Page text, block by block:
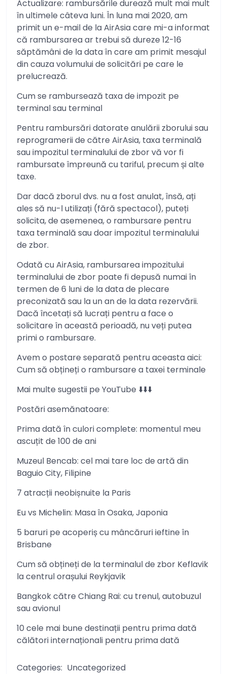
Actualizare: rambursările durează mult mai mult
în ultimele câteva luni. În luna mai 2020, am
primit un e-mail de la AirAsia care mi-a informat
că rambursarea ar trebui să dureze 12-16
săptămâni de la data în care am primit mesajul
din cauza volumului de solicitări pe care le
prelucrează.
Cum se rambursează taxa de impozit pe
terminal sau terminal
Pentru rambursări datorate anulării zborului sau
reprogramerii de către AirAsia, taxa terminală
sau impozitul terminalului de zbor vă vor fi
rambursate împreună cu tariful, precum și alte
taxe.
Dar dacă zborul dvs. nu a fost anulat, însă, ați
ales să nu-l utilizați (fără spectacol), puteți
solicita, de asemenea, o rambursare pentru
taxa terminală sau doar impozitul terminalului
de zbor.
Odată cu AirAsia, rambursarea impozitului
terminalului de zbor poate fi depusă numai în
termen de 6 luni de la data de plecare
preconizată sau la un an de la data rezervării.
Dacă încetați să lucrați pentru a face o
solicitare în această perioadă, nu veți putea
primi o rambursare.
Avem o postare separată pentru aceasta aici:
Cum să obțineți o rambursare a taxei terminale
Mai multe sugestii pe YouTube ⬇️⬇️⬇️
Postări asemănatoare:
Prima dată în culori complete: momentul meu
ascuțit de 100 de ani
Muzeul Bencab: cel mai tare loc de artă din
Baguio City, Filipine
7 atracții neobișnuite la Paris
Eu vs Michelin: Masa în Osaka, Japonia
5 baruri pe acoperiș cu mâncăruri ieftine în
Brisbane
Cum să obțineți de la terminalul de zbor Keflavik
la centrul orașului Reykjavik
Bangkok către Chiang Rai: cu trenul, autobuzul
sau avionul
10 cele mai bune destinații pentru prima dată
călători internaționali pentru prima dată
Categories: Uncategorized